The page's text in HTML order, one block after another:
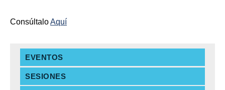
ConsúltaloAquí
EVENTOS
SESIONES